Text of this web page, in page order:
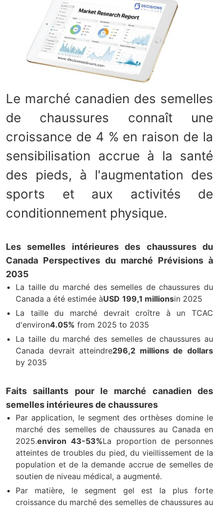
Le marché canadien des semelles
de chaussures connaît une
croissance de 4 % en raison de la
sensibilisation accrue à la santé
des pieds, à l'augmentation des
sports et aux activités de
conditionnement physique.
Les semelles intérieures des chaussures du
Canada Perspectives du marché Prévisions à
2035
La taille du marché des semelles de chaussures du
Canada a été estimée àUSD 199,1 millionsin 2025
La taille du marché devrait croître à un TCAC
d'environ4.05% from 2025 to 2035
La taille du marché des semelles de chaussures au
Canada devrait atteindre296,2 millions de dollars
by 2035
Faits saillants pour le marché canadien des
semelles intérieures de chaussures
Par application, le segment des orthèses domine le
marché des semelles de chaussures au Canada en
2025.environ 43-53%La proportion de personnes
atteintes de troubles du pied, du vieillissement de la
population et de la demande accrue de semelles de
soutien de niveau médical, a augmenté.
Par matière, le segment gel est la plus forte
croissance du marché des semelles de chaussures au